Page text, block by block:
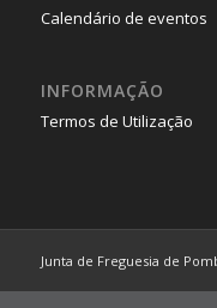
Calendário de eventos
INFORMAÇÃO
Termos de Utilização
Junta de Freguesia de